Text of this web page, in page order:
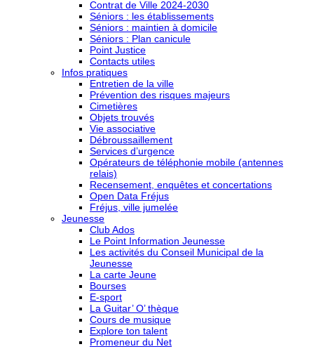
Contrat de Ville 2024-2030
Séniors : les établissements
Séniors : maintien à domicile
Séniors : Plan canicule
Point Justice
Contacts utiles
Infos pratiques
Entretien de la ville
Prévention des risques majeurs
Cimetières
Objets trouvés
Vie associative
Débroussaillement
Services d’urgence
Opérateurs de téléphonie mobile (antennes
relais)
Recensement, enquêtes et concertations
Open Data Fréjus
Fréjus, ville jumelée
Jeunesse
Club Ados
Le Point Information Jeunesse
Les activités du Conseil Municipal de la
Jeunesse
La carte Jeune
Bourses
E-sport
La Guitar’ O’ thèque
Cours de musique
Explore ton talent
Promeneur du Net